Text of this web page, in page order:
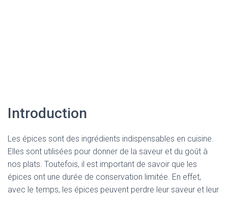
Introduction
Les épices sont des ingrédients indispensables en cuisine.
Elles sont utilisées pour donner de la saveur et du goût à
nos plats. Toutefois, il est important de savoir que les
épices ont une durée de conservation limitée. En effet,
avec le temps, les épices peuvent perdre leur saveur et leur